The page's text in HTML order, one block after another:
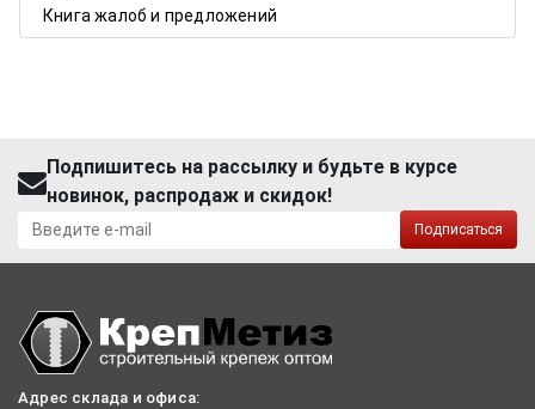
Книга жалоб и предложений
Подпишитесь на рассылку и будьте в курсе
новинок, распродаж и скидок!
Подписаться
Адрес склада и офиса: